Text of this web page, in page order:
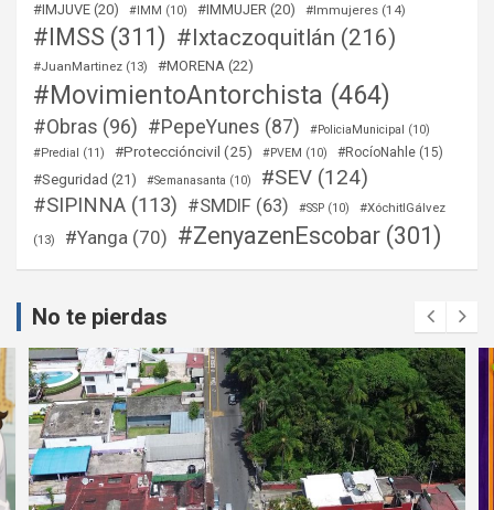
#IMJUVE (20) #IMM (10) #IMMUJER (20) #Immujeres (14)
#IMSS (311) #Ixtaczoquitlán (216)
#JuanMartinez (13) #MORENA (22)
#MovimientoAntorchista (464)
#Obras (96) #PepeYunes (87) #PoliciaMunicipal (10)
#Predial (11) #Proteccióncivil (25) #PVEM (10) #RocíoNahle (15)
#Seguridad (21) #Semanasanta (10) #SEV (124)
#SIPINNA (113) #SMDIF (63) #SSP (10) #XóchitlGálvez
(13) #Yanga (70) #ZenyazenEscobar (301)
No te pierdas